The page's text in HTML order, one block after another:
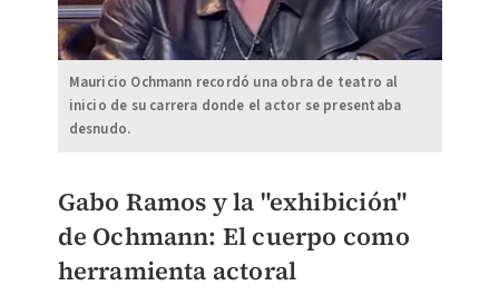
Mauricio Ochmann recordó una obra de teatro al
inicio de su carrera donde el actor se presentaba
desnudo.
Gabo Ramos y la "exhibición"
de Ochmann: El cuerpo como
herramienta actoral